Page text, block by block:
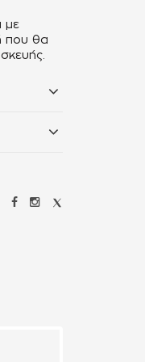
με
που θα